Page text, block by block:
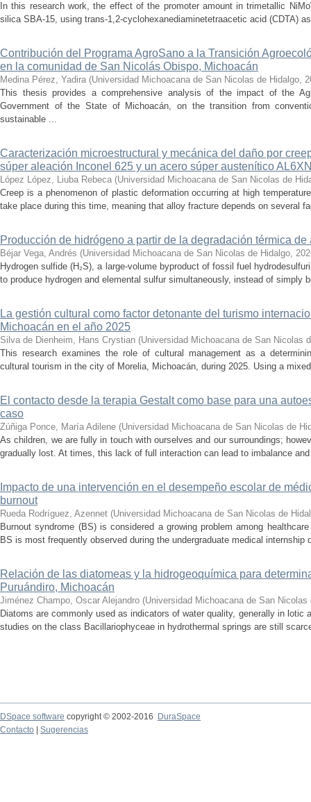
In this research work, the effect of the promoter amount in trimetallic
silica SBA-15, using trans-1,2-cyclohexanediaminetetraacetic acid (CDTA)
Contribución del Programa AgroSano a la Transición
en la comunidad de San Nicolás Obispo, Michoacán
Medina Pérez, Yadira (Universidad Michoacana de San Nicolas de Hidalgo,
This thesis provides a comprehensive analysis of the impact of the
Government of the State of Michoacán, on the transition from
sustainable ...
Caracterización microestructural y mecánica del daño por
súper aleación Inconel 625 y un acero súper austenítico
López López, Liuba Rebeca (Universidad Michoacana de San Nicolas de
Creep is a phenomenon of plastic deformation occurring at high
take place during this time, meaning that alloy fracture depends on several
Producción de hidrógeno a partir de la degradación térmica
Béjar Vega, Andrés (Universidad Michoacana de San Nicolas de Hidalgo,
Hydrogen sulfide (H₂S), a large-volume byproduct of fossil fuel
to produce hydrogen and elemental sulfur simultaneously, instead of simply
La gestión cultural como factor detonante del turismo
Michoacán en el año 2025
Silva de Dienheim, Hans Crystian (Universidad Michoacana de San Nicolas
This research examines the role of cultural management as a
cultural tourism in the city of Morelia, Michoacán, during 2025. Using a
El contacto desde la terapia Gestalt como base para una
caso
Zúñiga Ponce, María Adilene (Universidad Michoacana de San Nicolas de
As children, we are fully in touch with ourselves and our surroundings;
gradually lost. At times, this lack of full interaction can lead to imbalance
Impacto de una intervención en el desempeño escolar de
burnout
Rueda Rodríguez, Azennet (Universidad Michoacana de San Nicolas de
Burnout syndrome (BS) is considered a growing problem among
BS is most frequently observed during the undergraduate medical
Relación de las diatomeas y la hidrogeoquímica para
Puruándiro, Michoacán
Jiménez Champo, Oscar Alejandro (Universidad Michoacana de San Nicolas
Diatoms are commonly used as indicators of water quality, generally in
studies on the class Bacillariophyceae in hydrothermal springs are still
DSpace software copyright © 2002-2016
DuraSpace
Contacto
Sugerencias